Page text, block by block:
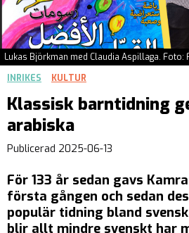
Lukas Björkman med Claudia Aspillaga.
INRIKES
KULTUR
Klassisk barntidning
arabiska
Publicerad 2025-06-13
För 133 år sedan gavs
första gången och sedan
populär tidning bland
blir allt mindre svenskt har